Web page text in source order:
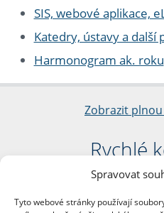
Spravovat
Tyto webové stránky používají
SIS, webové aplikace,
Katedry, ústavy a další
Harmonogram ak. roku
Zobrazit
Rychlé
nám. Jana